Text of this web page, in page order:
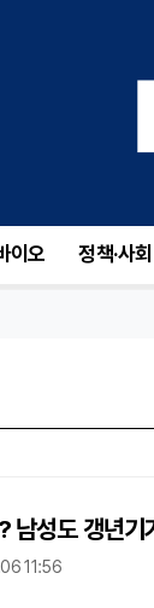
이오 정책·사회
남성도 갱년
11:56